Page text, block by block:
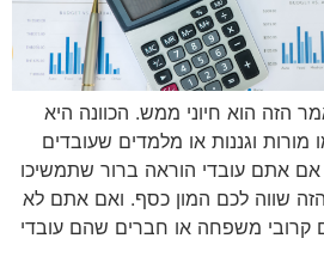
הזה הוא חיוני ממש. הכוונה היא
מורות וגננות או מלמדים שעובדים
אתם עובדי הוראה ברור שתמשיכו
שווה לכם המון כסף. ואם אתם לא
קרובי משפחה או חברים שהם עובדי